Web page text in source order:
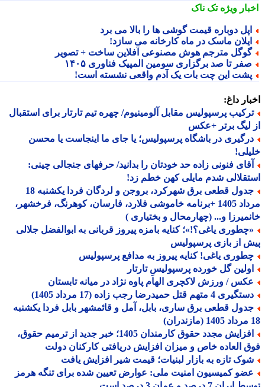
ویژهتک ناک
دوباره قیمت گوشی ها را بالا می برد
ماسک در ماه کارخانه می سازد!
مترجم هوش مصنوعی آفلاین ساخت + تصویر
تا صد برگزاری سومین المپیک فناوری ۱۴۰۵
این چت بات یک آدم واقعی نشسته است!
داغ:
پرسپولیس مقابل آلومینیوم/ چهره تیم تارتار برای استقبال
لیگ برتر +عکس
در باشگاه پرسپولیس؛ یا جای ما اینجاست یا محسن
فنونی زاده حد خودتان را بدانید/ حرفهای جنجالی چینی:
شدم مایلی کهن خطم زد!
جدول قطعی برق شهرکرد، بروجن و لردگان فردا یکشنبه 18
مرداد 1405 +برنامه خاموشی فلارد، فارسان، کوهرنگ، فرخشهر،
و... (چهارمحال و بختیاری )
یاغی؟!»؛ کنایه بامزه پیروز قربانی به ابوالفضل جلالی
از بازی پرسپولیس
یاغی! کنایه پیروز به مدافع پرسپولیس
گل خورده پرسپولیسِ تارتار
/ ورزش لاکچری الهام پاوه نژاد در میانه تابستان
4 متهم قتل حمیدرضا رجب زاده (17 مرداد 1405)
قطعی برق ساری، بابل، آمل و قائمشهر بابل فردا یکشنبه
افزایش مجدد حقوق کارمندان 1405؛ خبر جدید از ترمیم حقوق،
العاده خاص و میزان افزایش دریافتی کارکنان دولت
تازه به بازار لبنیات؛ قیمت شیر افزایش یافت
کمیسیون امنیت ملی: عوارض تعیین شده برای تنگه هرمز